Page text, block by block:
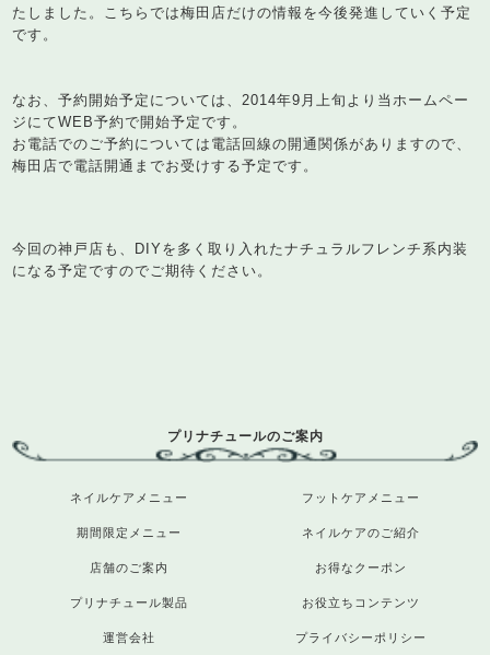
たしました。こちらでは梅田店だけの情報を今後発進していく予定
です。
なお、予約開始予定については、2014年9月上旬より当ホームペー
ジにてWEB予約で開始予定です。
お電話でのご予約については電話回線の開通関係がありますので、
梅田店で電話開通までお受けする予定です。
今回の神戸店も、DIYを多く取り入れたナチュラルフレンチ系内装
になる予定ですのでご期待ください。
プリナチュールのご案内
ネイルケアメニュー フットケアメニュー
期間限定メニュー ネイルケアのご紹介
店舗のご案内 お得なクーポン
プリナチュール製品 お役立ちコンテンツ
運営会社 プライバシーポリシー